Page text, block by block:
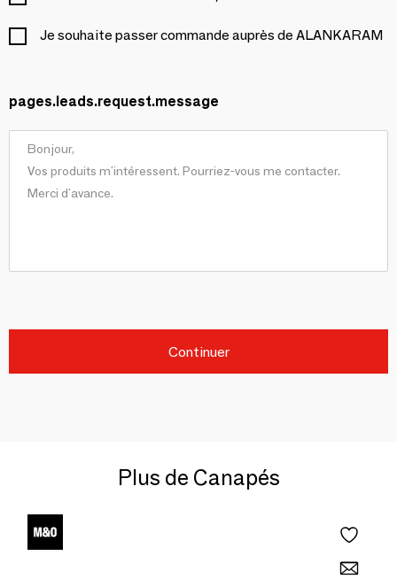
Je souhaite passer commande auprès de ALANKARAM
pages.leads.request.message
Continuer
Plus de Canapés